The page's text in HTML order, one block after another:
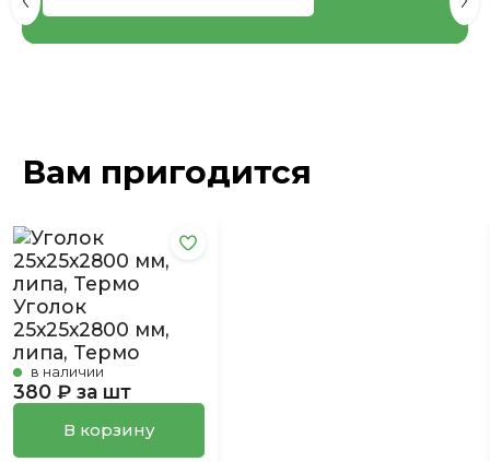
Вам пригодится
Уголок
25х25х2800 мм,
липа, Термо
в наличии
380 ₽ за шт
В корзину